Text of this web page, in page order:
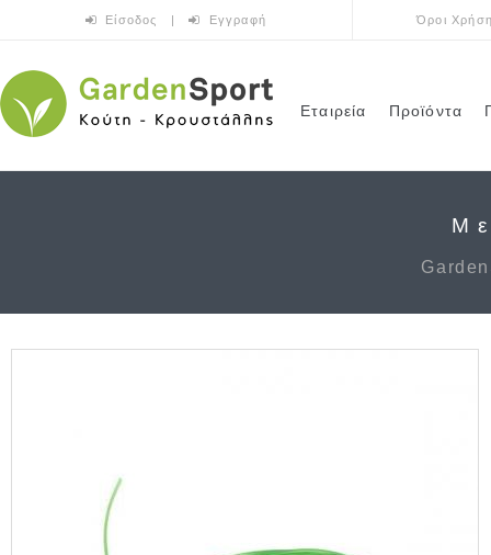
Είσοδος | Εγγραφή Όροι
Εταιρεία Προϊόντα